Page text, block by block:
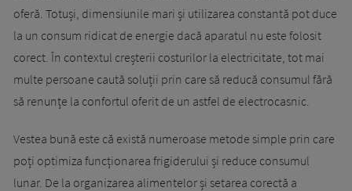
oferă. Totuși, dimensiunile mari și utilizarea constantă pot duce
la un consum ridicat de energie dacă aparatul nu este folosit
corect. În contextul creșterii costurilor la electricitate, tot mai
multe persoane caută soluții prin care să reducă consumul fără
să renunțe la confortul oferit de un astfel de electrocasnic.
Vestea bună este că există numeroase metode simple prin care
poți optimiza funcționarea frigiderului și reduce consumul
lunar. De la organizarea alimentelor și setarea corectă a